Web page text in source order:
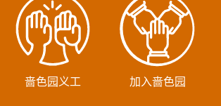
啬色园义工 加入啬色园